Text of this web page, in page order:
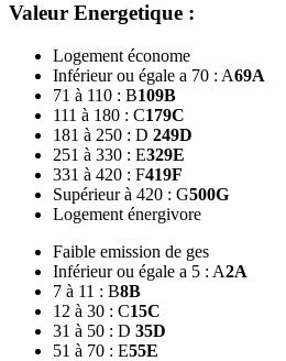
Valeur Energetique :
Logement économe
Inférieur ou égale a 70 : A69A
71 à 110 : B109B
111 à 180 : C179C
181 à 250 : D 249D
251 à 330 : E329E
331 à 420 : F419F
Supérieur à 420 : G500G
Logement énergivore
Faible emission de ges
Inférieur ou égale a 5 : A2A
7 à 11 : B8B
12 à 30 : C15C
31 à 50 : D 35D
51 à 70 : E55E